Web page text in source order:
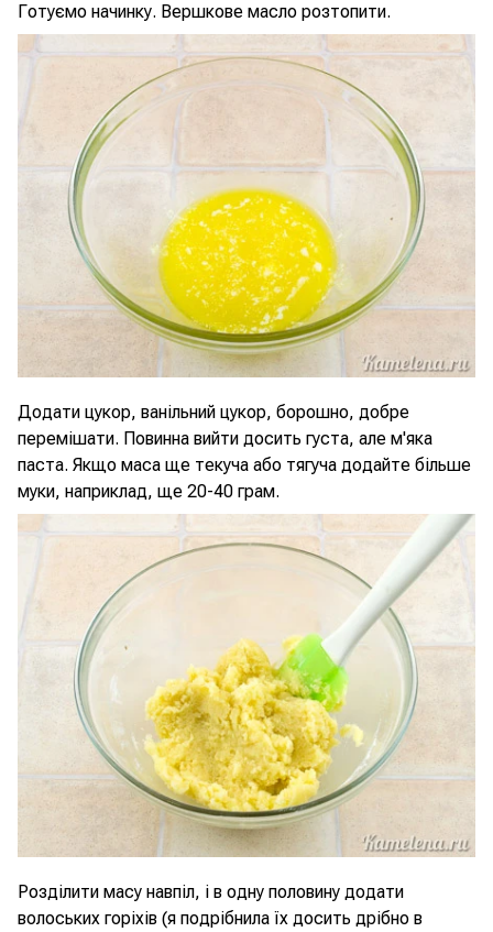
Готуємо начинку. Вершкове масло розтопити.
Додати цукор, ванільний цукор, борошно, добре
перемішати. Повинна вийти досить густа, але м'яка
паста. Якщо маса ще текуча або тягуча додайте більше
муки, наприклад, ще 20-40 грам.
Розділити масу навпіл, і в одну половину додати
волоських горіхів (я подрібнила їх досить дрібно в